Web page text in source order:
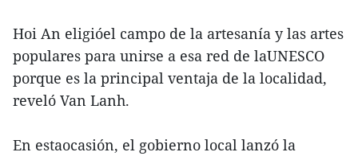
Hoi An eligióel campo de la artesanía y las artes
populares para unirse a esa red de laUNESCO
porque es la principal ventaja de la localidad,
reveló Van Lanh.
En estaocasión, el gobierno local lanzó la